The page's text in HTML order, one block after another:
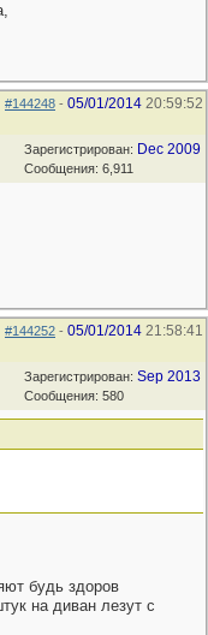
#144248 - 05/01/2014 20:59:52
Зарегистрирован: Dec 2009
Сообщения: 6,911
#144252 - 05/01/2014 21:58:41
Зарегистрирован: Sep 2013
Сообщения: 580
будь здоров
на диван лезут с